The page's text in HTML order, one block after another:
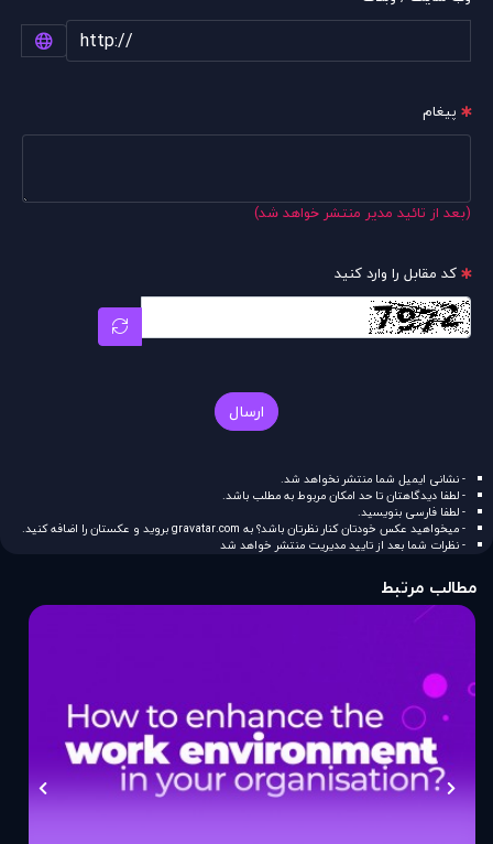
پیغام
(بعد از تائید مدیر منتشر خواهد شد)
کد مقابل را وارد کنید
ارسال
- نشانی ایمیل شما منتشر نخواهد شد.
- لطفا دیدگاهتان تا حد امکان مربوط به مطلب باشد.
- لطفا فارسی بنویسید.
- میخواهید عکس خودتان کنار نظرتان باشد؟ به gravatar.comبروید و عکستان را اضافه کنید.
- نظرات شما بعد از تایید مدیریت منتشر خواهد شد
مطالب مرتبط